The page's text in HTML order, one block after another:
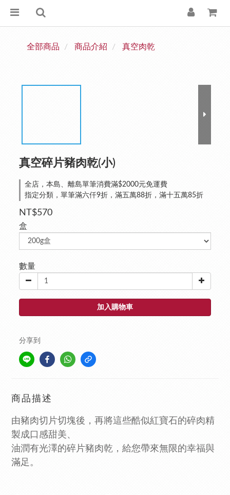
全部商品 商品介紹 真空肉乾
真空碎片豬肉乾(小)
全店，本島、離島單筆消費滿$2000元免運費
指定分類，單筆滿六仟9折，滿五萬88折，滿十五萬85折
NT$570
盒
數量
加入購物車
分享到
商品描述
由豬肉切片切塊後，再將這些酷似紅寶石的碎肉精
製成口感甜美、
油潤有光澤的碎片豬肉乾，給您帶來無限的幸福與
滿足。